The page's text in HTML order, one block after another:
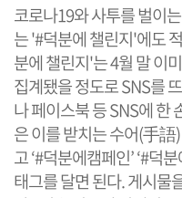
코로나19와 사투를 벌이
는 '#덕분에 챌린지'에도
분에 챌린지'는 4월 말 이
집계됐을 정도로 SNS를
나 페이스북 등 SNS에 한
은 이를 받치는 수어(手語
고 ‘#덕분에캠페인’ ‘#덕
태그를달면 된다. 게시물